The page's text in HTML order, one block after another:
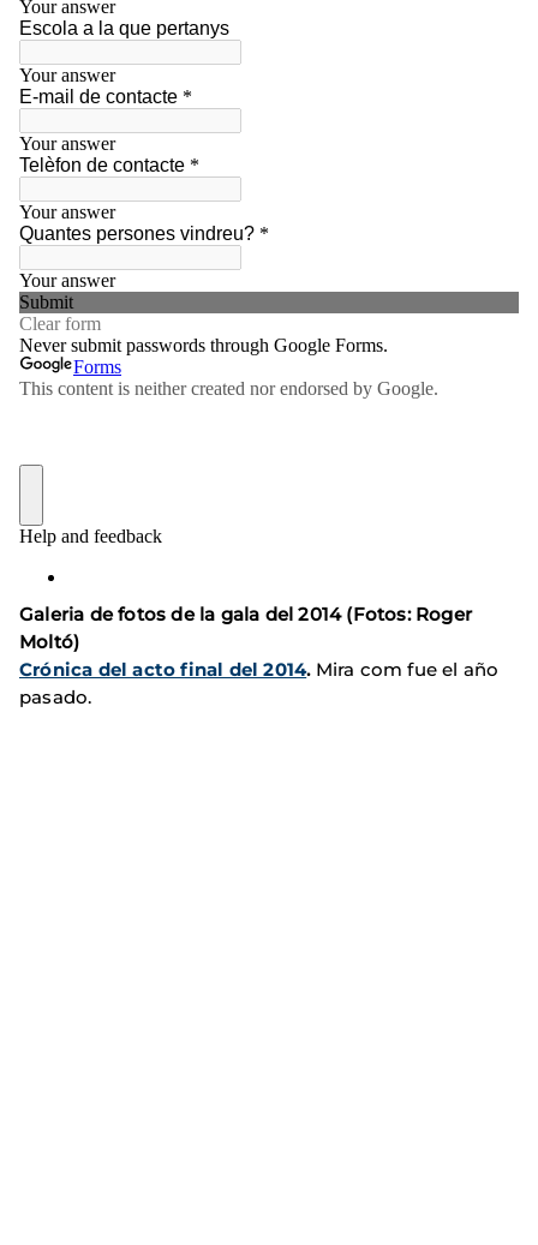
Galeria de fotos de la gala del 2014 (Fotos: Roger
Moltó)
Crónica del acto final del 2014. Mira com fue el año
pasado.